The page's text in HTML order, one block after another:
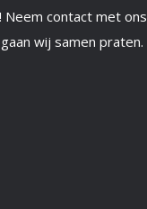
Neem contact met ons
wij samen praten.